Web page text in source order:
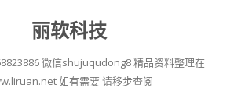
丽软科技
微信shujuqudong8 精品资料整理在
如有需要 请移步查阅